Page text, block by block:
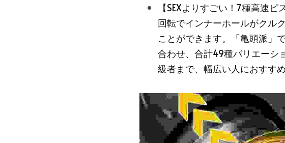
【SEXよりすごい！7種高速
回転でインナーホールがクル
ことができます。「亀頭派」
合わせ、合計49種バリエーシ
級者まで、幅広い人におすす